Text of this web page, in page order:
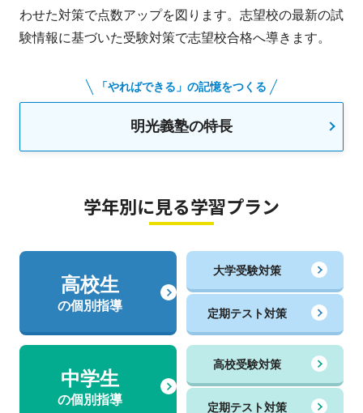
わせた対策で点数アップを図ります。志望校の最新の試
験情報に基づいた受験対策で志望校合格へ導きます。
「やればできる」の記憶をつくる
明光義塾の特長
学年別に見る学習プラン
高校生
の個別指導
大学受験対策
定期テスト対策
中学生
の個別指導
高校受験対策
定期テスト対策